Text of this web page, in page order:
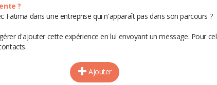
?
Fatima dans une entreprise qui n'apparaît pas dans son parcours ?
d'ajouter cette expérience en lui envoyant un message. Pour
Ajouter